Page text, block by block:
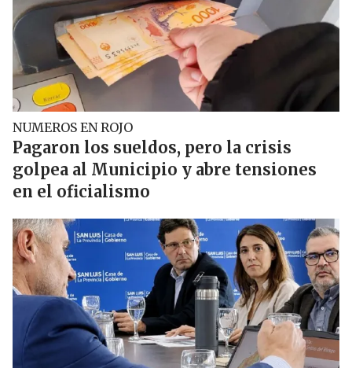
NUMEROS EN ROJO
Pagaron los sueldos, pero la crisis
golpea al Municipio y abre tensiones
en el oficialismo